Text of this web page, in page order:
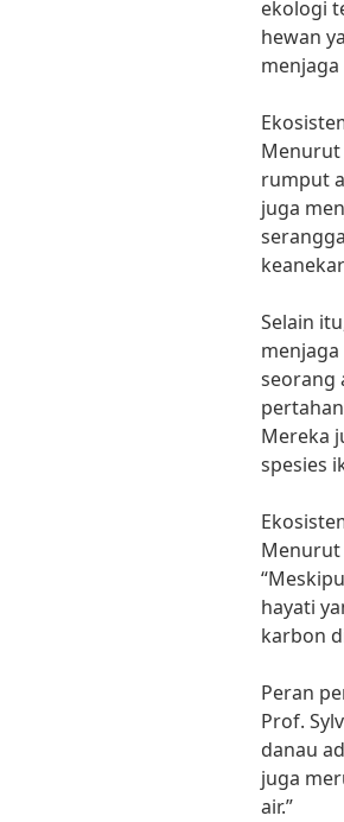
ekologi
hewan
Menurut
rumput
juga
Selain
seorang
Mereka
spesies
Menurut
hayati
karbon
Peran
Prof.
danau
juga
air.”